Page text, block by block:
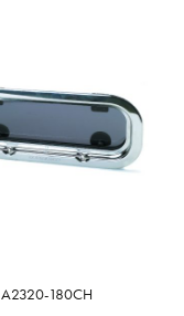
A2320-180CH